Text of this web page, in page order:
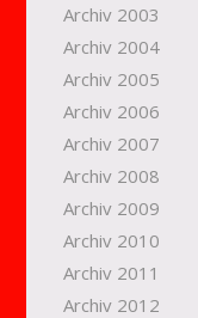
Archiv 2003
Archiv 2004
Archiv 2005
Archiv 2006
Archiv 2007
Archiv 2008
Archiv 2009
Archiv 2010
Archiv 2011
Archiv 2012